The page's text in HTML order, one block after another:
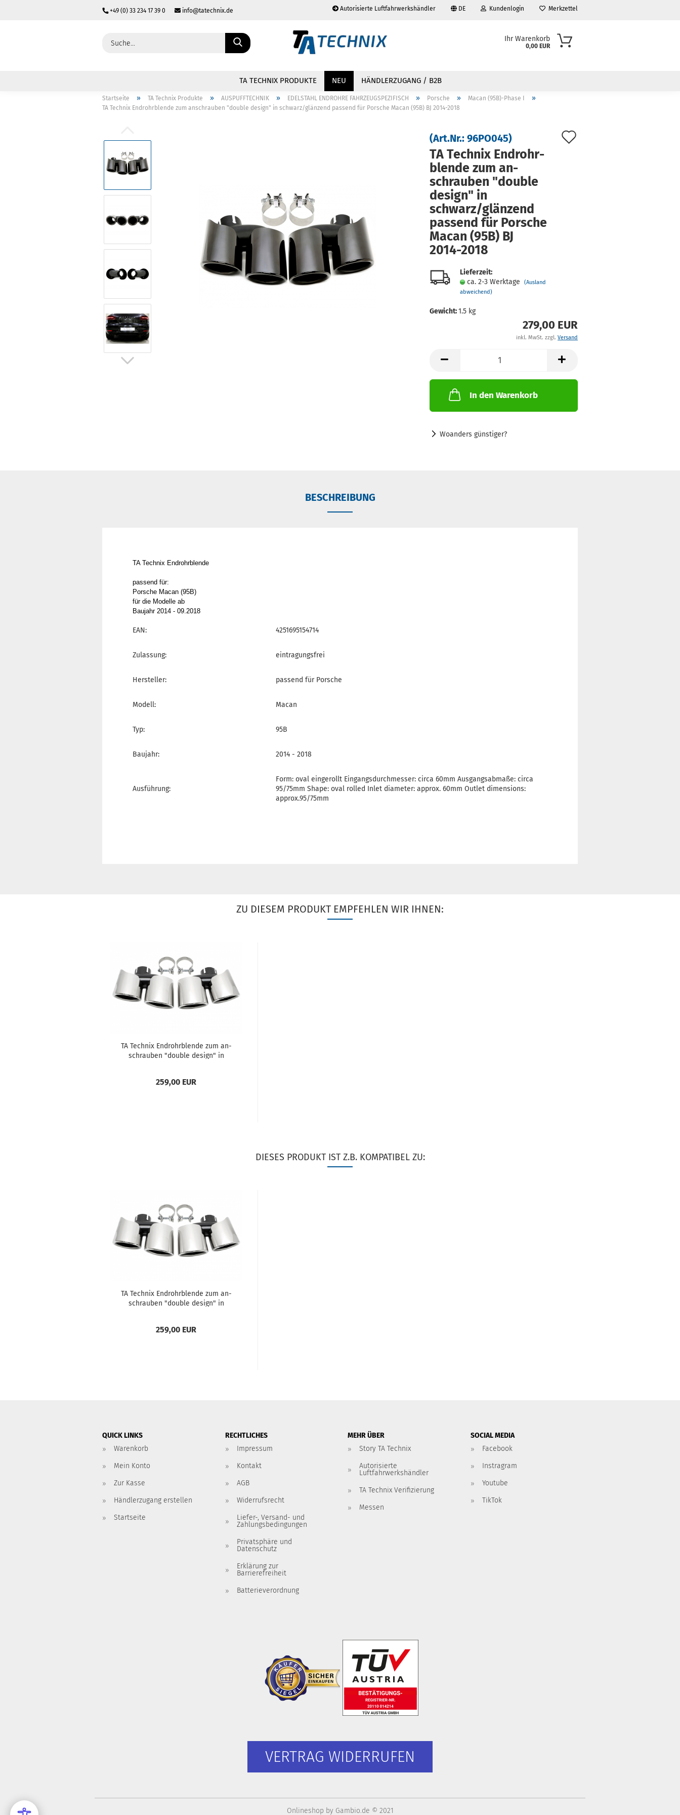
+49 (0) 33 234 17 39 0 info@tatechnix.de Autorisierte Luftfahrwerkshändler DE
Sprache auswählen
Kundenlogin
Passwort vergessen?
Merkzettel
Ihr Warenkorb
0,00 EUR
TA TECHNIX PRODUKTE NEU HÄNDLERZUGANG / B2B
Startseite » TA Technix Produkte » AUSPUFFTECHNIK » EDELSTAHL ENDROHRE FAHRZEUGSPEZIFISCH » Porsche » Macan (95B)-Phase I »
TA Technix Endrohrblende zum anschrauben "double design" in schwarz/glänzend passend für Porsche Macan (95B) BJ 2014-2018
(Art.Nr.: 96PO045)
TA Tech­nix End­rohr­
blen­de zum an­
schrau­ben "dou­ble
de­sign" in
schwarz/glän­zend
pas­send für Por­sche
Macan (95B) BJ
2014-​2018
Lieferzeit:
ca. 2-3 Werktage
(Ausland
abweichend)
Gewicht:1.5kg
279,00 EUR
inkl. MwSt. zzgl. Versand
In den Warenkorb
Woanders günstiger?
BESCHREIBUNG
TA Technix Endrohrblende
passend für:
Porsche Macan (95B)
für die Modelle ab
Baujahr 2014 - 09.2018
EAN: 4251695154714
Zulassung: eintragungsfrei
Hersteller: passend für Porsche
Modell: Macan
Typ: 95B
Baujahr: 2014 - 2018
Ausführung:
Form: oval eingerollt Eingangsdurchmesser: circa 60mm Ausgangsabmaße: circa
95/75mm Shape: oval rolled Inlet diameter: approx. 60mm Outlet dimensions:
approx.95/75mm
ZU DIESEM PRODUKT EMPFEHLEN WIR IHNEN:
TA Tech­nix End­rohr­blen­de zum an­
schrau­ben "dou­ble de­sign" in
259,00 EUR
DIESES PRODUKT IST Z.B. KOMPATIBEL ZU:
TA Tech­nix End­rohr­blen­de zum an­
schrau­ben "dou­ble de­sign" in
259,00 EUR
QUICK LINKS
Warenkorb
Mein Konto
Zur Kasse
Händlerzugang erstellen
Startseite
RECHTLICHES
Impressum
Kontakt
AGB
Widerrufsrecht
Liefer-, Versand- und
Zahlungsbedingungen
Privatsphäre und
Datenschutz
Erklärung zur
Barrierefreiheit
Batterieverordnung
MEHR ÜBER
Story TA Technix
Autorisierte
Luftfahrwerkshändler
TA Technix Verifizierung
Messen
SOCIAL MEDIA
Facebook
Instragram
Youtube
TikTok
VERTRAG WIDERRUFEN
Onlineshop by Gambio.de © 2021